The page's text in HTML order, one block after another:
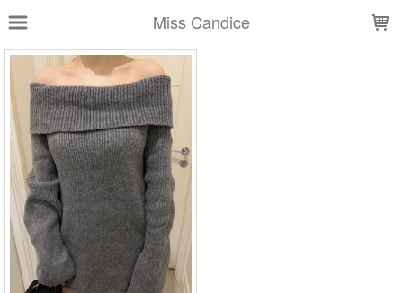
Miss Candice
上架時間 銷售件數 銷售價格
樣式尺寸篩選
全部樣式 黑
粉
深灰 米白
備貨-黑
全部尺寸 全長約64cm 全長約73cm